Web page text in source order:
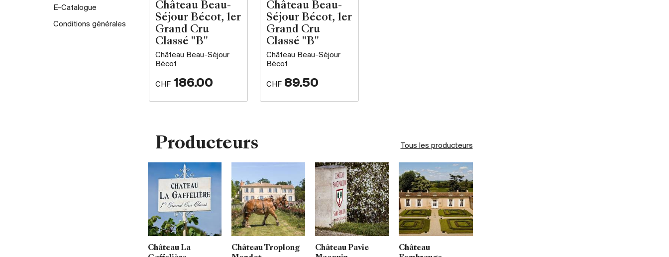
E-Catalogue
Conditions générales
Château Beau-
Séjour Bécot, 1er
Grand Cru
Classé "B"
Château Beau-Séjour
Bécot
CHF 186.00
Château Beau-
Séjour Bécot, 1er
Grand Cru
Classé "B"
Château Beau-Séjour
Bécot
CHF 89.50
Producteurs Tous les producteurs
Château La
Château Troplong
Château Pavie
Château